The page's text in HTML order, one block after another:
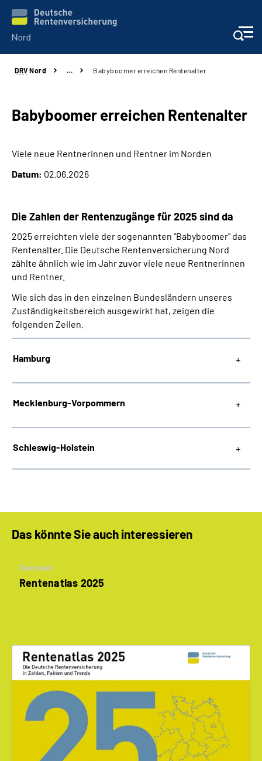
Aktuelles
Services
Presse
Über uns
Online-Services
Inhalte in Gebärdensprache (DGS)
Leichte Sprache
Suche
DRV Nord … Babyboomer erreichen Rentenalter
Babyboomer erreichen Rentenalter
Viele neue Rentnerinnen und Rentner im Norden
Datum: 02.06.2026
Die Zahlen der Rentenzugänge für 2025 sind da
2025 erreichten viele der sogenannten "Babyboomer" das
Rentenalter. Die Deutsche Rentenversicherung Nord
zählte ähnlich wie im Jahr zuvor viele neue Rentnerinnen
und Rentner.
Wie sich das in den einzelnen Bundesländern unseres
Zuständigkeitsbereich ausgewirkt hat, zeigen die
folgenden Zeilen.
Hamburg
Mecklenburg-Vorpommern
Schleswig-Holstein
Das könnte Sie auch interessieren
Download
Rentenatlas 2025